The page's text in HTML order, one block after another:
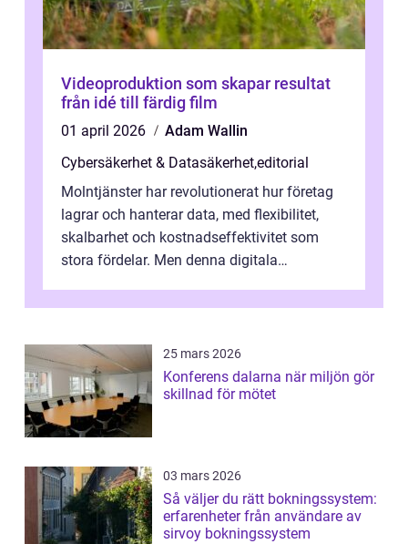
Videoproduktion som skapar resultat
från idé till färdig film
01 april 2026
Adam Wallin
Cybersäkerhet & Datasäkerhet,editorial
Molntjänster har revolutionerat hur företag
lagrar och hanterar data, med flexibilitet,
skalbarhet och kostnadseffektivitet som
stora fördelar. Men denna digitala
25 mars 2026
Konferens dalarna när miljön gör
skillnad för mötet
03 mars 2026
Så väljer du rätt bokningssystem:
erfarenheter från användare av
sirvoy bokningssystem